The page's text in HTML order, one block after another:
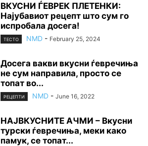
ВКУСНИ ЃЕВРЕК ПЛЕТЕНКИ:
Најубавиот рецепт што сум го
испробала досега!
ТЕСТО NMD - February 25, 2024
Досега вакви вкусни ѓевречиња
не сум направила, просто се
топат во...
РЕЦЕПТИ NMD - June 16, 2022
НАЈВКУСНИТЕ АЧМИ – Вкусни
турски ѓевречиња, меки како
памук, се топат...